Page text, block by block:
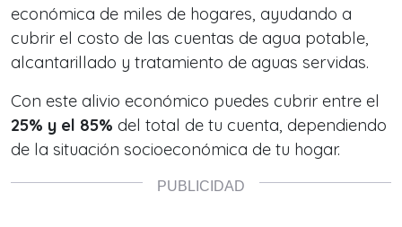
económica de miles de hogares, ayudando a
cubrir el costo de las cuentas de agua potable,
alcantarillado y tratamiento de aguas servidas.
Con este alivio económico puedes cubrir entre el
25% y el 85% del total de tu cuenta, dependiendo
de la situación socioeconómica de tu hogar.